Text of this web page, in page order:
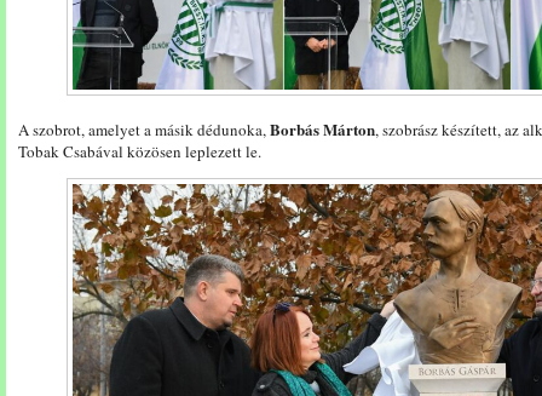
A szobrot, amelyet a másik dédunoka,Borbás Márton, szobrász készített, az
Tobak Csabával közösen leplezett le.